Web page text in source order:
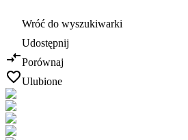
Wróć do wyszukiwarki
Udostępnij
Porównaj
Ulubione